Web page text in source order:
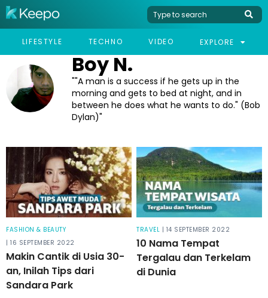
LIFESTYLE TECHNO VIDEO EXPLORE
Boy N.
"A man is a success if he gets up in the
morning and gets to bed at night, and in
between he does what he wants to do." (Bob
Dylan)
FASHION & BEAUTY
| 16 SEPTEMBER 2022
Makin Cantik di Usia 30-
an, Inilah Tips dari
Sandara Park
TRAVEL | 14 SEPTEMBER 2022
10 Nama Tempat
Tergalau dan Terkelam
di Dunia